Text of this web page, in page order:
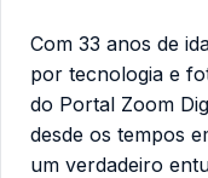
Com 33 anos de
por tecnologia e
do Portal Zoom
desde os tempos
um verdadeiro